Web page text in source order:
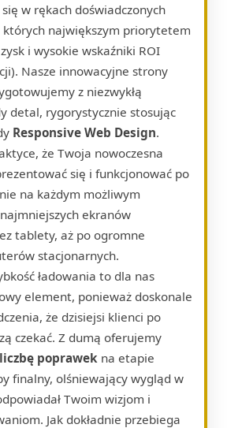
w rękach doświadczonych
których największym priorytetem
i wysokie wskaźniki ROI
Nasze innowacyjne strony
z niezwykłą
detal, rygorystycznie stosując
Responsive Web Design.
że Twoja nowoczesna
się i funkcjonować po
na każdym możliwym
ekranów
tablety, aż po ogromne
stacjonarnych.
ładowania to dla nas
element, ponieważ doskonale
że dzisiejsi klienci po
czekać. Z dumą oferujemy
poprawek na etapie
finalny, olśniewający wygląd w
Twoim wizjom i
Jak dokładnie przebiega